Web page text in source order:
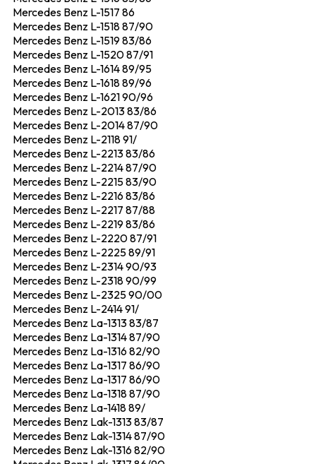
Mercedes Benz L-1517 86
Mercedes Benz L-1518 87/90
Mercedes Benz L-1519 83/86
Mercedes Benz L-1520 87/91
Mercedes Benz L-1614 89/95
Mercedes Benz L-1618 89/96
Mercedes Benz L-1621 90/96
Mercedes Benz L-2013 83/86
Mercedes Benz L-2014 87/90
Mercedes Benz L-2118 91/
Mercedes Benz L-2213 83/86
Mercedes Benz L-2214 87/90
Mercedes Benz L-2215 83/90
Mercedes Benz L-2216 83/86
Mercedes Benz L-2217 87/88
Mercedes Benz L-2219 83/86
Mercedes Benz L-2220 87/91
Mercedes Benz L-2225 89/91
Mercedes Benz L-2314 90/93
Mercedes Benz L-2318 90/99
Mercedes Benz L-2325 90/00
Mercedes Benz L-2414 91/
Mercedes Benz La-1313 83/87
Mercedes Benz La-1314 87/90
Mercedes Benz La-1316 82/90
Mercedes Benz La-1317 86/90
Mercedes Benz La-1317 86/90
Mercedes Benz La-1318 87/90
Mercedes Benz La-1418 89/
Mercedes Benz Lak-1313 83/87
Mercedes Benz Lak-1314 87/90
Mercedes Benz Lak-1316 82/90